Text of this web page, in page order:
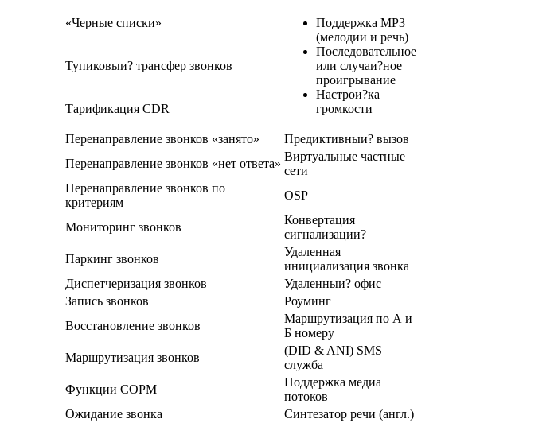
«Черные списки»
Поддержка MP3
(мелодии и речь)
Последовательное
или случаи?ное
проигрывание
Настрои?ка
громкости
Тупиковыи? трансфер звонков
Тарификация CDR
Перенаправление звонков «занято»
Предиктивныи? вызов
Перенаправление звонков «нет ответа»
Виртуальные частные
сети
Перенаправление звонков по
критериям
OSP
Мониторинг звонков
Конвертация
сигнализации?
Паркинг звонков
Удаленная
инициализация звонка
Диспетчеризация звонков
Удаленныи? офис
Запись звонков
Роуминг
Восстановление звонков
Маршрутизация по А и
Б номеру
Маршрутизация звонков
(DID & ANI) SMS
служба
Функции СОРМ
Поддержка медиа
потоков
Ожидание звонка
Синтезатор речи (англ.)